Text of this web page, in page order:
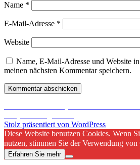
Name *
E-Mail-Adresse *
Website
Name, E-Mail-Adresse und Website
meinen nächsten Kommentar speichern.
Beitragsnavigation
Stolz präsentiert von WordPress
Diese Website benutzen Cookies. Wenn
nutzen, stimmen Sie der Verwendung von
Erfahren Sie mehr